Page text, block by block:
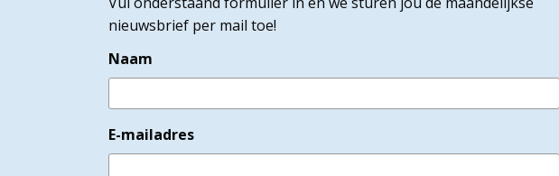
nieuwsbrief per mail toe!
Naam
E-mailadres